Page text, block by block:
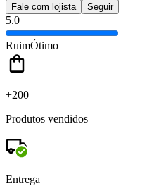
Fale com lojista Seguir
5.0
RuimÓtimo
+200
Produtos vendidos
Entrega